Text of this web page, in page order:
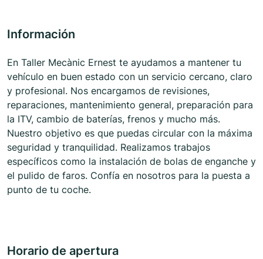
Información
En Taller Mecànic Ernest te ayudamos a mantener tu
vehículo en buen estado con un servicio cercano, claro
y profesional. Nos encargamos de revisiones,
reparaciones, mantenimiento general, preparación para
la ITV, cambio de baterías, frenos y mucho más.
Nuestro objetivo es que puedas circular con la máxima
seguridad y tranquilidad. Realizamos trabajos
específicos como la instalación de bolas de enganche y
el pulido de faros. Confía en nosotros para la puesta a
punto de tu coche.
Horario de apertura